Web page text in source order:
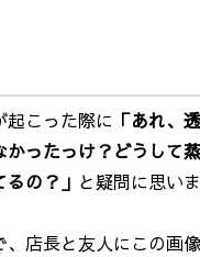
起こった際に 「あれ、
かったっけ？どうして
の？」 と疑問に思いま
、店長と友人にこの画